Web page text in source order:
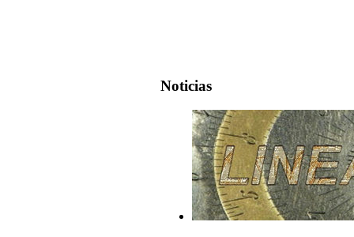
Noticias